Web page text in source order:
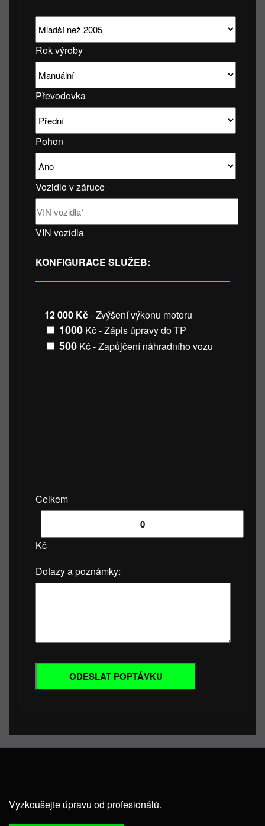
Rok výroby
Převodovka
Pohon
Vozidlo v záruce
VIN vozidla
KONFIGURACE SLUŽEB:
12 000 Kč- Zvýšení výkonu motoru
1000 Kč - Zápis úpravy do TP
500 Kč - Zapůjčení náhradního vozu
Celkem
Kč
Dotazy a poznámky:
Vyzkoušejte úpravu od profesionálů.